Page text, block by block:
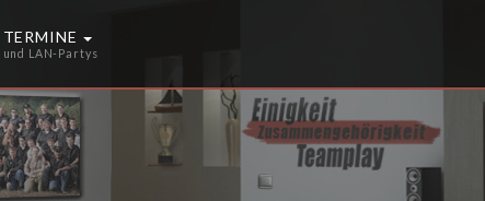
TERMINE
und LAN-Partys